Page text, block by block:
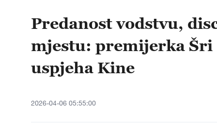
Predanost vodstvu,
mjestu: premijerka Šri
uspjeha Kine
2026-04-06 05:55:00